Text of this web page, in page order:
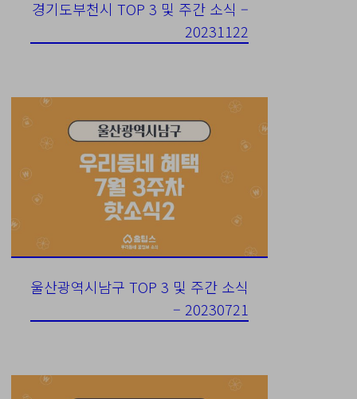
경기도부천시 TOP 3 및 주간 소식 –
20231122
울산광역시남구 TOP 3 및 주간 소식
– 20230721